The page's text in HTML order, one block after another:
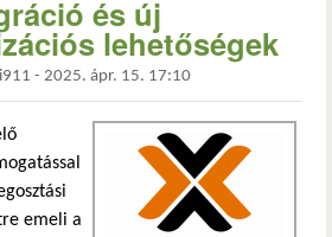
és új
lehetőségek
- 2025. ápr. 15. 17:10
emeli a